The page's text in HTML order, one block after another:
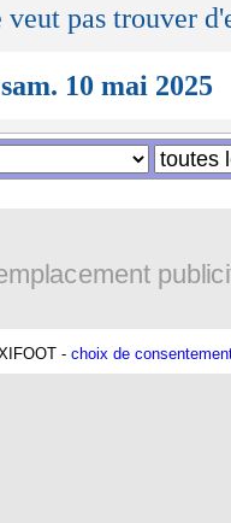
pas trouver
10 mai 2025
9 mai 2025
- choix de